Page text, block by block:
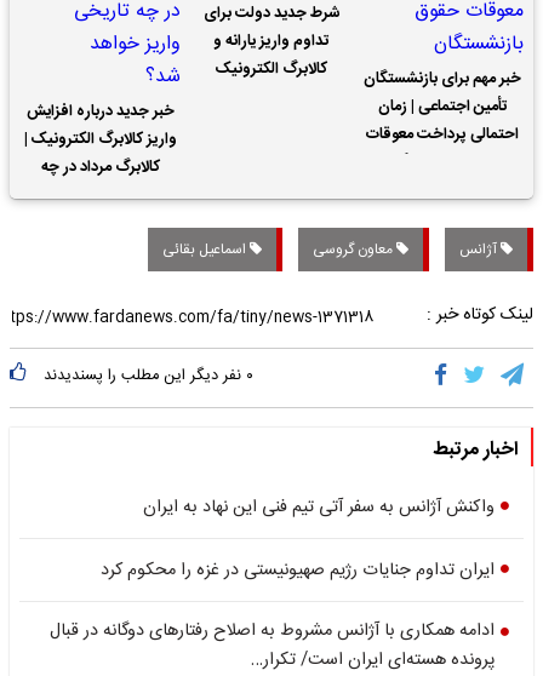
خبر مهم برای بازنشستگان
تأمین اجتماعی | زمان
احتمالی پرداخت معوقات
شرط جدید دولت برای
تداوم واریز یارانه و
کالابرگ الکترونیک
خبر جدید درباره افزایش
واریز کالابرگ الکترونیک |
کالابرگ مرداد در چه
تاریخی واریز خواهد شد؟
آژانس معاون گروسی اسماعیل بقائی
لینک کوتاه خبر :
۰ نفر دیگر این مطلب را پسندیدند
اخبار مرتبط
واکنش آژانس به سفر آتی تیم فنی این نهاد به ایران
ایران تداوم جنایات رژیم صهیونیستی در غزه را محکوم کرد
ادامه همکاری‌ با آژانس مشروط به اصلاح رفتارهای دوگانه در قبال
پرونده هسته‌ای ایران است/ تکرار…